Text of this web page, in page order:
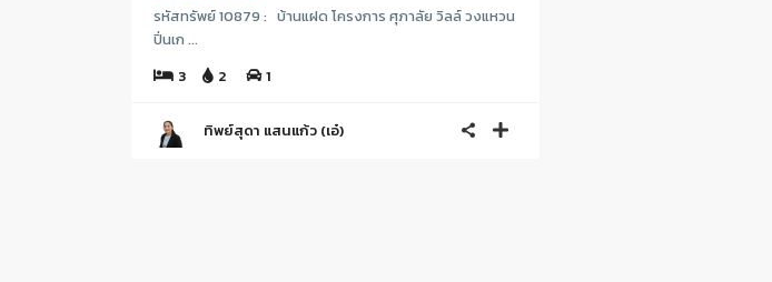
รหัสทรัพย์ 10879 : บ้านแฝด โครงการ ศุภาลัย วิลล์ วงแหวน
ปิ่นเก ...
3
2 1
ทิพย์สุดา แสนแก้ว (เอ๋)